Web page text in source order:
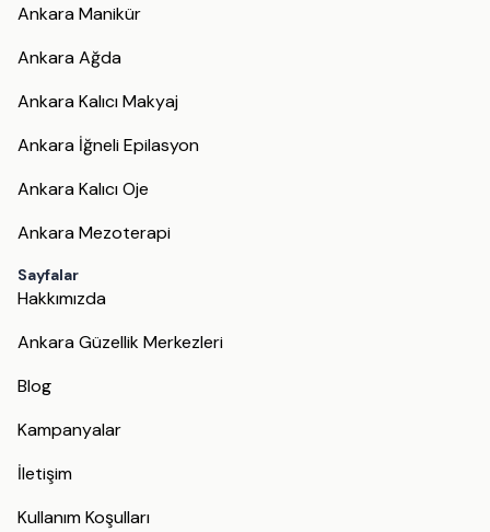
Ankara Manikür
Ankara Ağda
Ankara Kalıcı Makyaj
Ankara İğneli Epilasyon
Ankara Kalıcı Oje
Ankara Mezoterapi
Sayfalar
Hakkımızda
Ankara Güzellik Merkezleri
Blog
Kampanyalar
İletişim
Kullanım Koşulları